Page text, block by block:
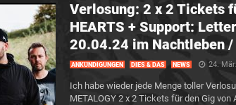
Verlosung: 2 x 2 Tickets
HEARTS + Support:
20.04.24 im Nachtleben
ANKÜNDIGUNGEN DIES & DAS NEWS 24.
Ich habe wieder jede Menge toller
METALOGY 2 x 2 Tickets für den Gig von